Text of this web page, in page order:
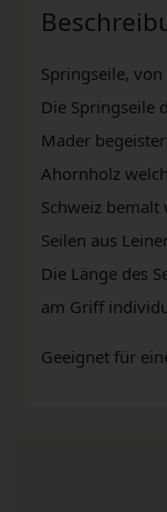
Springseile,
Die Springseile
Mader
Ahornholz
Schweiz
Seilen aus
Die Länge des
am Griff
Geeignet für